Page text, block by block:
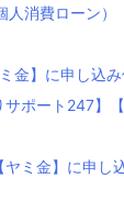
人消費ローン）
金】に申し込
サポート247】
ミ金】に申し